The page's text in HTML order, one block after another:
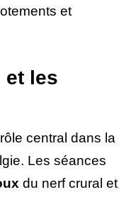
et
et les
central dans la
Les séances
du nerf crural et